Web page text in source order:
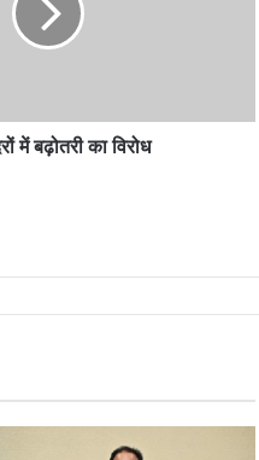
में बढ़ोतरी का विरोध